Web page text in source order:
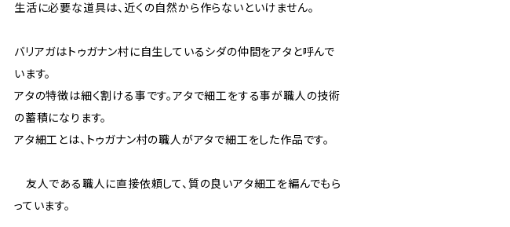
生活に必要な道具は、近くの自然から作らないといけません。
バリアガはトゥガナン村に自生しているシダの仲間をアタと呼んで
います。
アタの特徴は細く割ける事です。アタで細工をする事が職人の技術
の蓄積になります。
アタ細工とは、トゥガナン村の職人がアタで細工をした作品です。
友人である職人に直接依頼して、質の良いアタ細工を編んでもら
っています。